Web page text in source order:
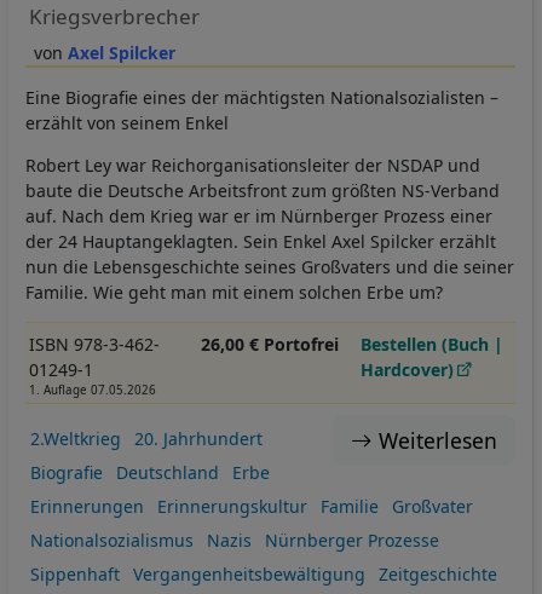
Axel Spilcker
Kriegsverbrecher
Eine Biografie eines der mächtigsten Nationalsozialisten –
erzählt von seinem Enkel
Robert Ley war Reichorganisationsleiter der NSDAP und
baute die Deutsche Arbeitsfront zum größten NS-Verband
auf. Nach dem Krieg war er im Nürnberger Prozess einer
der 24 Hauptangeklagten. Sein Enkel Axel Spilcker erzählt
nun die Lebensgeschichte seines Großvaters und die seiner
Familie. Wie geht man mit einem solchen Erbe um?
ISBN 978-3-462-
01249-1
1. Auflage 07.05.2026
26,00 € Portofrei
Bestellen (Buch |
Hardcover)
Weiterlesen
2.Weltkrieg
20. Jahrhundert
Biografie
Deutschland
Erbe
Erinnerungen
Erinnerungskultur Familie
Großvater
Nationalsozialismus
Nazis
Nürnberger Prozesse
Sippenhaft
Vergangenheitsbewältigung
Zeitgeschichte